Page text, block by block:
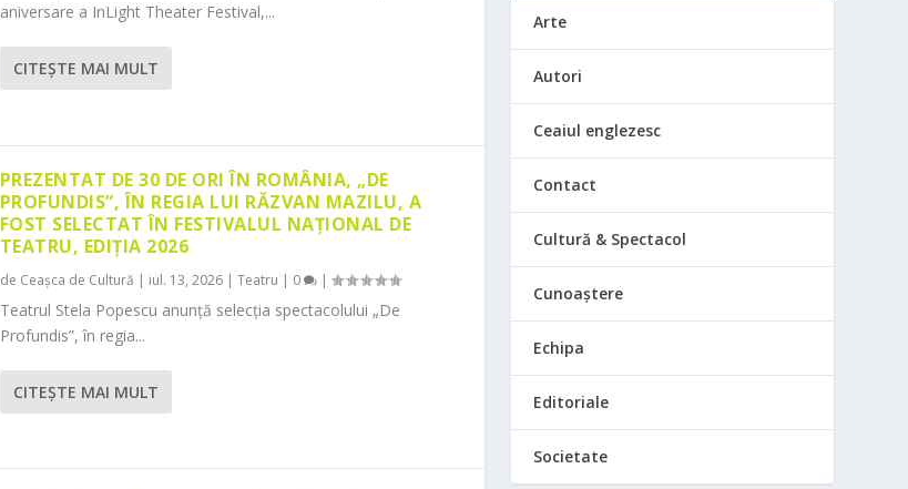
aniversare a InLight Theater Festival,...
CITEŞTE MAI MULT
PREZENTAT DE 30 DE ORI ÎN ROMÂNIA, „DE
PROFUNDIS”, ÎN REGIA LUI RĂZVAN MAZILU, A
FOST SELECTAT ÎN FESTIVALUL NAȚIONAL DE
TEATRU, EDIȚIA 2026
de Ceașca de Cultură | iul. 13, 2026| Teatru | 0 |
Teatrul Stela Popescu anunță selecția spectacolului „De
Profundis”, în regia...
CITEŞTE MAI MULT
Arte
Autori
Ceaiul englezesc
Contact
Cultură & Spectacol
Cunoaștere
Echipa
Editoriale
Societate